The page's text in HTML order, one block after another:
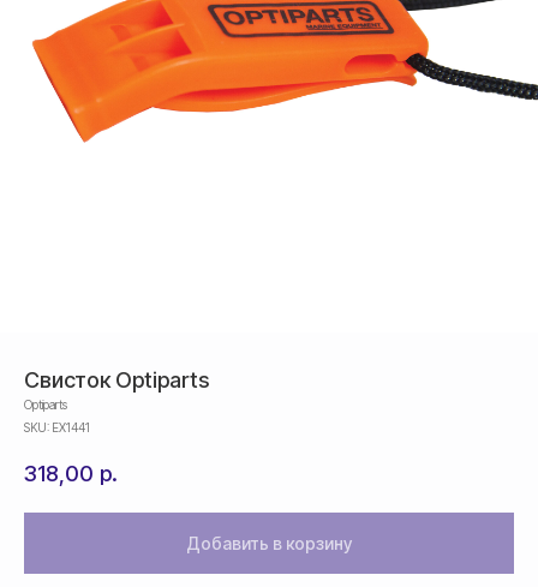
Свисток Optiparts
Optiparts
SKU: EX1441
318,00 р.
Добавить в корзину
Оплата
Оформление и отправка заказа